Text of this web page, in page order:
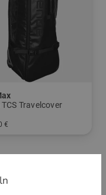
Travelcover
€